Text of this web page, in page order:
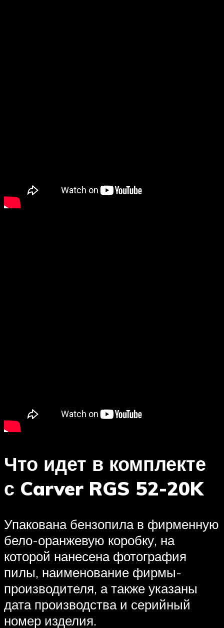
Что идет в комплекте
с Carver RGS 52-20K
Упакована бензопила в фирменную
бело-оранжевую коробку, на
которой нанесена фотография
пилы, наименование фирмы-
производителя, а также указаны
дата производства и серийный
номер изделия.